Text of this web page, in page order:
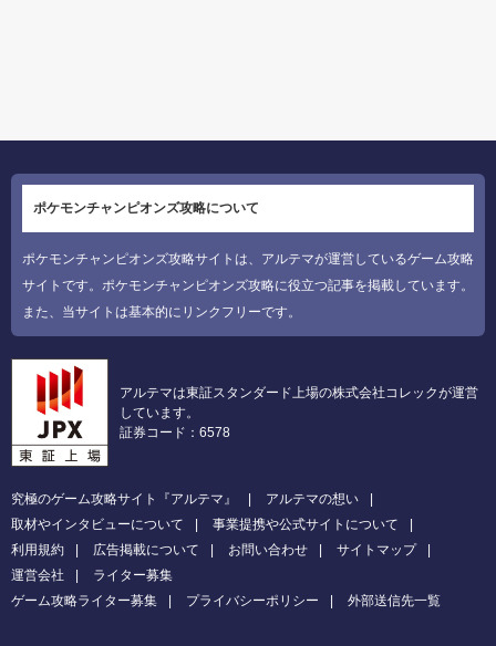
ポケモンチャンピオンズ攻略について
ポケモンチャンピオンズ攻略サイトは、アルテマが運営しているゲーム攻略
サイトです。ポケモンチャンピオンズ攻略に役立つ記事を掲載しています。
また、当サイトは基本的にリンクフリーです。
アルテマは東証スタンダード上場の株式会社コレックが運営
しています。
証券コード：6578
究極のゲーム攻略サイト『アルテマ』
アルテマの想い
取材やインタビューについて
事業提携や公式サイトについて
利用規約
広告掲載について お問い合わせ
サイトマップ
運営会社
ライター募集
ゲーム攻略ライター募集
プライバシーポリシー 外部送信先一覧